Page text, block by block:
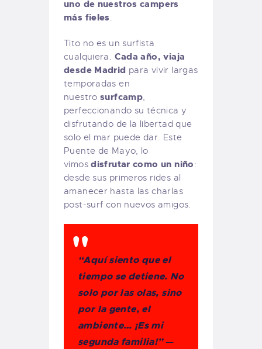
uno de nuestros campers
más fieles.
Tito no es un surfista
cualquiera. Cada año, viaja
desde Madrid para vivir largas
temporadas en
nuestrosurfcamp,
perfeccionando su técnica y
disfrutando de la libertad que
solo el mar puede dar. Este
Puente de Mayo, lo
vimosdisfrutar como un niño:
desde sus primeros rides al
amanecer hasta las charlas
post-surf con nuevos amigos.
“Aquí siento que el
tiempo se detiene. No
solo por las olas, sino
por la gente, el
ambiente… ¡Es mi
segunda familia!”—